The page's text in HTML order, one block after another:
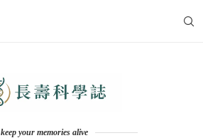
keep your memories alive